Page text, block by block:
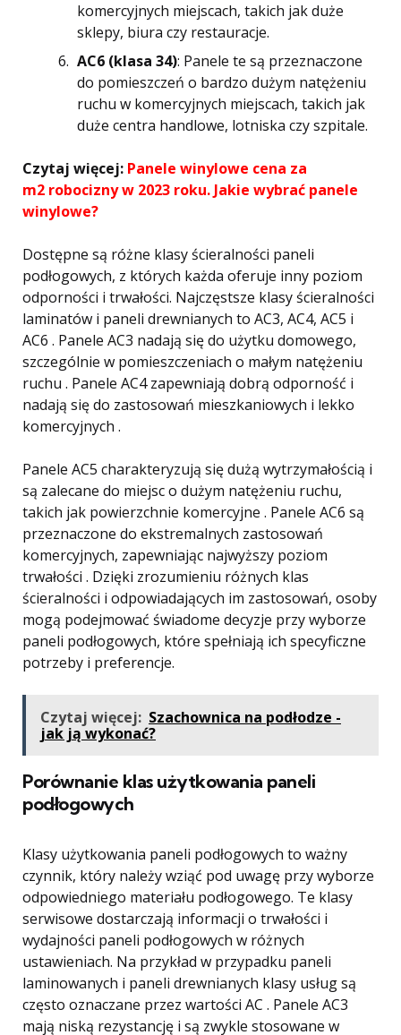
komercyjnych miejscach, takich jak duże
sklepy, biura czy restauracje.
AC6 (klasa 34): Panele te są przeznaczone
do pomieszczeń o bardzo dużym natężeniu
ruchu w komercyjnych miejscach, takich jak
duże centra handlowe, lotniska czy szpitale.
Czytaj więcej: Panele winylowe cena za
m2 robocizny w 2023 roku. Jakie wybrać panele
winylowe?
Dostępne są różne klasy ścieralności paneli
podłogowych, z których każda oferuje inny poziom
odporności i trwałości. Najczęstsze klasy ścieralności
laminatów i paneli drewnianych to AC3, AC4, AC5 i
AC6 . Panele AC3 nadają się do użytku domowego,
szczególnie w pomieszczeniach o małym natężeniu
ruchu . Panele AC4 zapewniają dobrą odporność i
nadają się do zastosowań mieszkaniowych i lekko
komercyjnych .
Panele AC5 charakteryzują się dużą wytrzymałością i
są zalecane do miejsc o dużym natężeniu ruchu,
takich jak powierzchnie komercyjne . Panele AC6 są
przeznaczone do ekstremalnych zastosowań
komercyjnych, zapewniając najwyższy poziom
trwałości . Dzięki zrozumieniu różnych klas
ścieralności i odpowiadających im zastosowań, osoby
mogą podejmować świadome decyzje przy wyborze
paneli podłogowych, które spełniają ich specyficzne
potrzeby i preferencje.
Czytaj więcej: Szachownica na podłodze -
jak ją wykonać?
Porównanie klas użytkowania paneli
podłogowych
Klasy użytkowania paneli podłogowych to ważny
czynnik, który należy wziąć pod uwagę przy wyborze
odpowiedniego materiału podłogowego. Te klasy
serwisowe dostarczają informacji o trwałości i
wydajności paneli podłogowych w różnych
ustawieniach. Na przykład w przypadku paneli
laminowanych i paneli drewnianych klasy usług są
często oznaczane przez wartości AC . Panele AC3
mają niską rezystancję i są zwykle stosowane w